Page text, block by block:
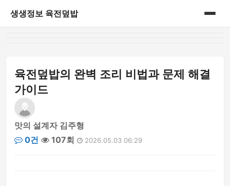
생생정보 육전덮밥
육전덮밥의 완벽 조리 비법과 문제 해결
가이드
맛의 설계자 김주형
0건
107회 2026.05.03 06:29